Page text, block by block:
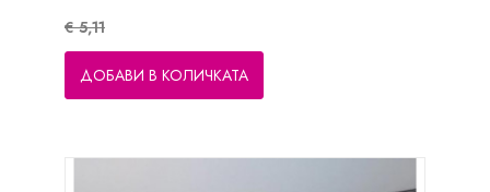
€ 5,11
ДОБАВИ В КОЛИЧКАТА